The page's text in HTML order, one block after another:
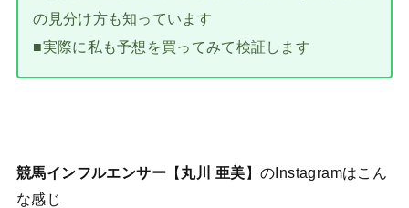
の見分け方も知っています
■実際に私も予想を買ってみて検証します
競馬インフルエンサー 【丸川 亜美】のInstagramはこん
な感じ